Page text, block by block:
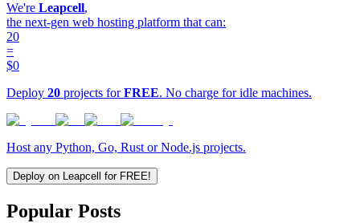
We're Leapcell,
the next-gen web hosting platform that can:
20
=
$0
Deploy 20 projects forFREE. No charge for idle machines.
Host any Python, Go, Rust or Node.js projects.
Deploy on Leapcell for FREE!
Popular Posts